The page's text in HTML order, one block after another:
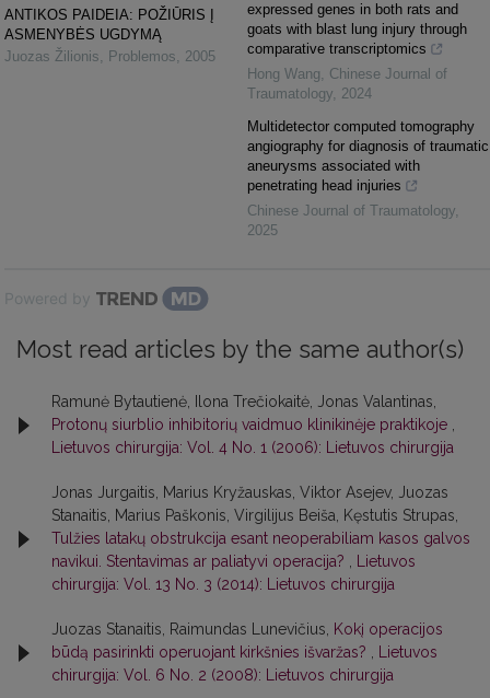
ANTIKOS PAIDEIA: POŽIŪRIS Į
ASMENYBĖS UGDYMĄ
Juozas Žilionis, Problemos, 2005
expressed genes in both rats and
goats with blast lung injury through
comparative transcriptomics
Hong Wang, Chinese Journal of
Traumatology, 2024
Multidetector computed tomography
angiography for diagnosis of traumatic
aneurysms associated with
penetrating head injuries
Chinese Journal of Traumatology,
2025
Powered by
Most read articles by the same author(s)
Ramunė Bytautienė, Ilona Trečiokaitė, Jonas Valantinas,
Protonų siurblio inhibitorių vaidmuo klinikinėje praktikoje
Lietuvos chirurgija: Vol. 4 No. 1 (2006): Lietuvos chirurgija
Jonas Jurgaitis, Marius Kryžauskas, Viktor Asejev, Juozas
Stanaitis, Marius Paškonis, Virgilijus Beiša, Kęstutis Strupas,
Tulžies latakų obstrukcija esant neoperabiliam kasos galvos
navikui. Stentavimas ar paliatyvi operacija?
Lietuvos
chirurgija: Vol. 13 No. 3 (2014): Lietuvos chirurgija
Juozas Stanaitis, Raimundas Lunevičius,
Kokį operacijos
būdą pasirinkti operuojant kirkšnies išvaržas?
Lietuvos
chirurgija: Vol. 6 No. 2 (2008): Lietuvos chirurgija